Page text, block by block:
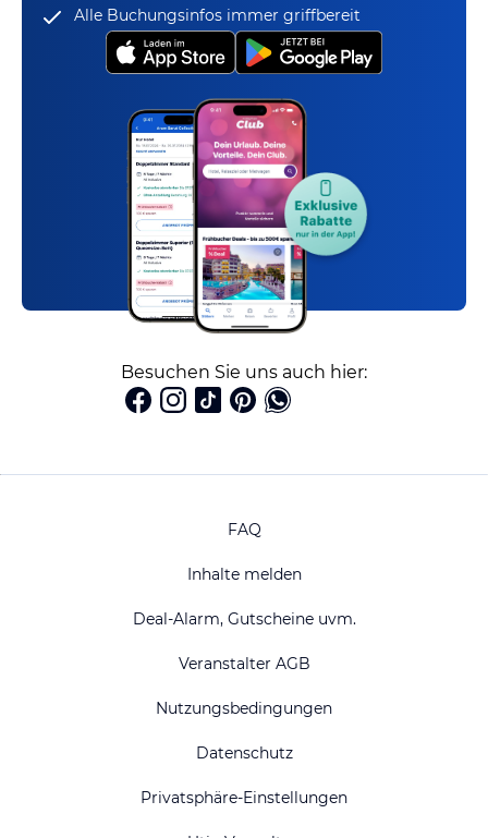
Alle Buchungsinfos immer griffbereit
Besuchen Sie uns auch hier:
FAQ
Inhalte melden
Deal-Alarm, Gutscheine uvm.
Veranstalter AGB
Nutzungsbedingungen
Datenschutz
Privatsphäre-Einstellungen